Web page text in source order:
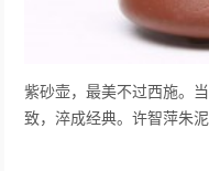
紫砂壶，最美不过西施。
致，淬成经典。许智萍朱